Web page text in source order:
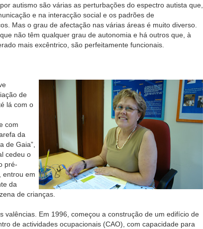
autismo são várias as perturbações do espectro autista que,
e na interacção social e os padrões de
Mas o grau de afectação nas várias áreas é muito diverso.
não têm qualquer grau de autonomia e há outros que, à
mais excêntrico, são perfeitamente funcionais.
de
lá com o
com
da
de Gaia”,
cedeu o
pré-
entrou em
da
de crianças.
valências. Em 1996, começou a construção de um edifício de
de actividades ocupacionais (CAO), com capacidade para